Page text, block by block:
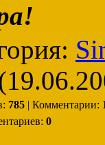
785 | Комментарии:
0